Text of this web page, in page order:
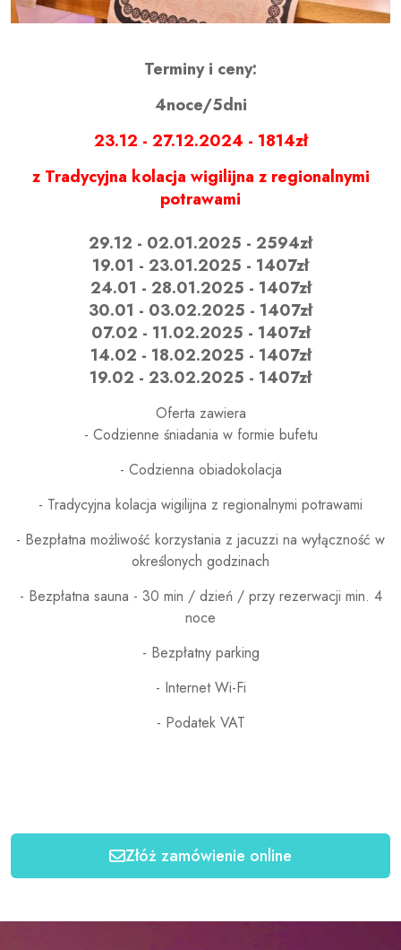
Terminy i ceny:
4noce/5dni
23.12 - 27.12.2024 - 1814zł
z Tradycyjna kolacja wigilijna z regionalnymi
potrawami
29.12 - 02.01.2025 - 2594zł
19.01 - 23.01.2025 - 1407zł
24.01 - 28.01.2025 - 1407zł
30.01 - 03.02.2025 - 1407zł
07.02 - 11.02.2025 - 1407zł
14.02 - 18.02.2025 - 1407zł
19.02 - 23.02.2025 - 1407zł
Oferta zawiera
- Codzienne śniadania w formie bufetu
- Codzienna obiadokolacja
- Tradycyjna kolacja wigilijna z regionalnymi potrawami
- Bezpłatna możliwość korzystania z jacuzzi na wyłączność w
określonych godzinach
- Bezpłatna sauna - 30 min / dzień / przy rezerwacji min. 4
noce
- Bezpłatny parking
- Internet Wi-Fi
- Podatek VAT
Złóż zamówienie online